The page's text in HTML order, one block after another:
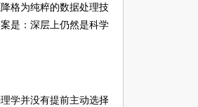
格为纯粹的数据处理技
是：深层上仍然是科学
学并没有提前主动选择